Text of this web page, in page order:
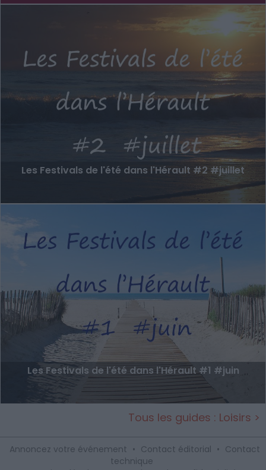
Les Festivals de l'été dans l'Hérault #2 #juillet
Les Festivals de l'été dans l'Hérault #1 #juin
Tous les guides : Loisirs >
Annoncez votre événement • Contact éditorial • Contact
technique